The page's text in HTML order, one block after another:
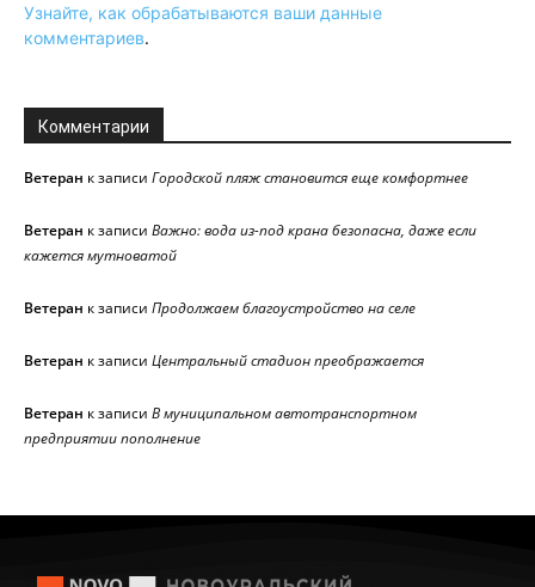
Узнайте, как обрабатываются ваши данные
комментариев.
Комментарии
Ветеран к записи Городской пляж становится еще комфортнее
Ветеран к записи Важно: вода из-под крана безопасна, даже если
кажется мутноватой
Ветеран к записи Продолжаем благоустройство на селе
Ветеран к записи Центральный стадион преображается
Ветеран к записи В муниципальном автотранспортном
предприятии пополнение